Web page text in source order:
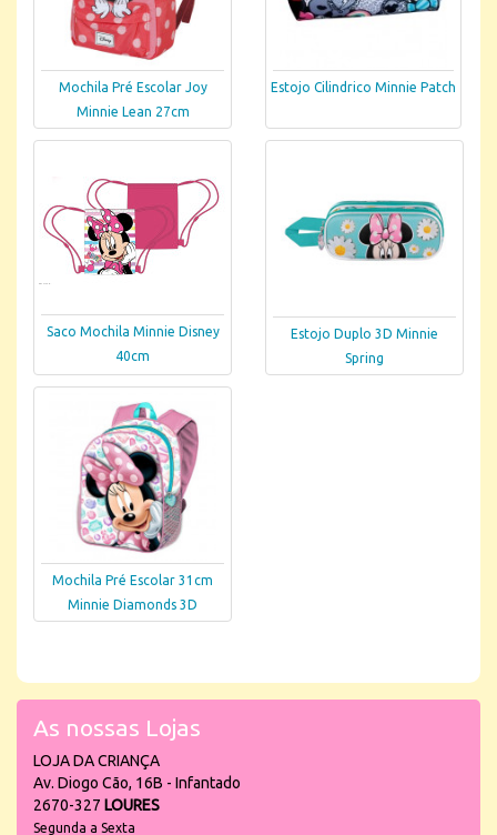
Mochila Pré Escolar Joy
Minnie Lean 27cm
Estojo Cilindrico Minnie Patch
Saco Mochila Minnie Disney
40cm
Estojo Duplo 3D Minnie
Spring
Mochila Pré Escolar 31cm
Minnie Diamonds 3D
As nossas Lojas
LOJA DA CRIANÇA
Av. Diogo Cão, 16B - Infantado
2670-327 LOURES
Segunda a Sexta